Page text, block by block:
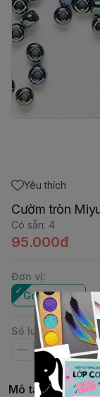
Yêu thích
Cườm tròn
Có sẵn: 4
95.000đ
Đơn vị:
Gói 10gam
Số lượng
Mô tả chi tiết